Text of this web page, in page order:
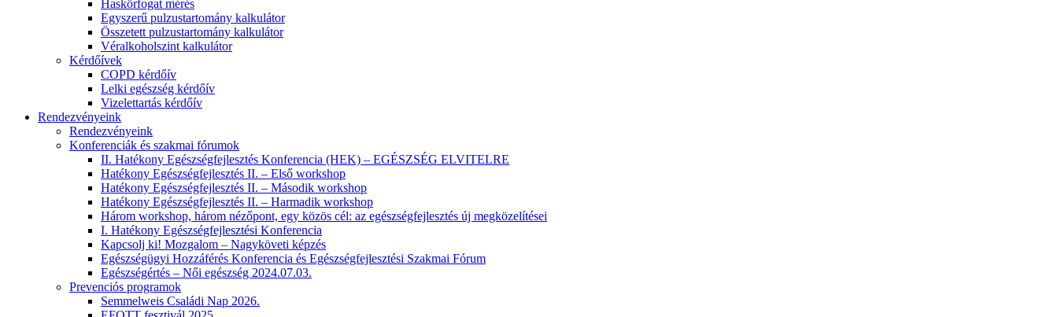
Haskörfogat mérés
Egyszerű pulzustartomány kalkulátor
Összetett pulzustartomány kalkulátor
Véralkoholszint kalkulátor
Kérdőívek
COPD kérdőív
Lelki egészség kérdőív
Vizelettartás kérdőív
Rendezvényeink
Rendezvényeink
Konferenciák és szakmai fórumok
II. Hatékony Egészségfejlesztés Konferencia (HEK) – EGÉSZSÉG ELVITELRE
Hatékony Egészségfejlesztés II. – Első workshop
Hatékony Egészségfejlesztés II. – Második workshop
Hatékony Egészségfejlesztés II. – Harmadik workshop
Három workshop, három nézőpont, egy közös cél: az egészségfejlesztés új megközelítései
I. Hatékony Egészségfejlesztési Konferencia
Kapcsolj ki! Mozgalom – Nagyköveti képzés
Egészségügyi Hozzáférés Konferencia és Egészségfejlesztési Szakmai Fórum
Egészségértés – Női egészség 2024.07.03.
Prevenciós programok
Semmelweis Családi Nap 2026.